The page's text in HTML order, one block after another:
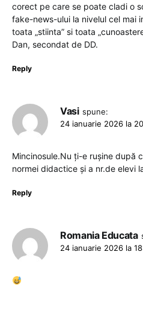
corect pe care se poate cladi o
fake-news-ului la nivelul cel mai
toata „stiinta” si toata
Dan, secondat de DD.
Reply
Vasi spune:
24 ianuarie 2026 la
Mincinosule.Nu ți-e rușine după
normei didactice și a nr.de elevi
Reply
Romania Educata
24 ianuarie 2026 la